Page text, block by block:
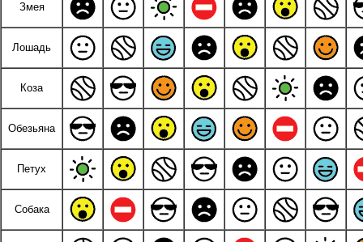
Змея
Лошадь
Коза
Обезьяна
Петух
Собака